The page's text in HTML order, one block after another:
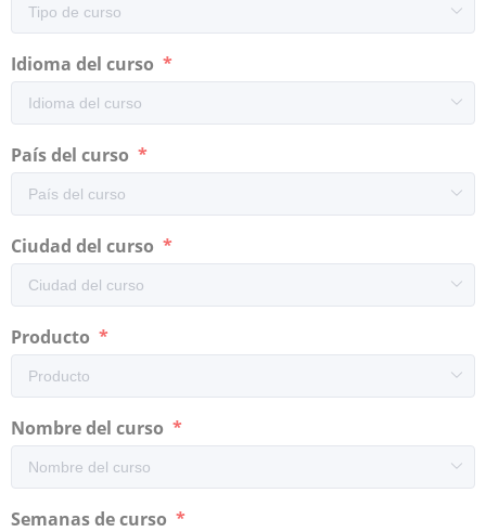
Idioma del curso
País del curso
Ciudad del curso
Producto
Nombre del curso
Semanas de curso